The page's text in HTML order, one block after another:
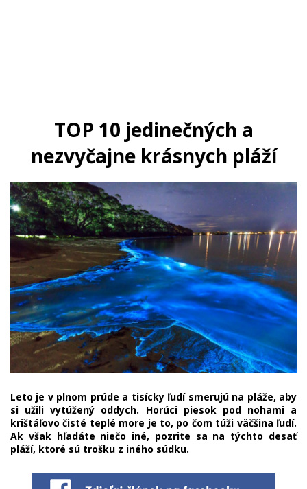
TOP 10 jedinečných a
nezvyčajne krásnych pláží
Leto je v plnom prúde a tisícky ľudí smerujú na pláže, aby
si užili vytúžený oddych. Horúci piesok pod nohami a
krištáľovo čisté teplé more je to, po čom túži väčšina ľudí.
Ak však hľadáte niečo iné, pozrite sa na týchto desať
pláží, ktoré sú trošku z iného súdku.